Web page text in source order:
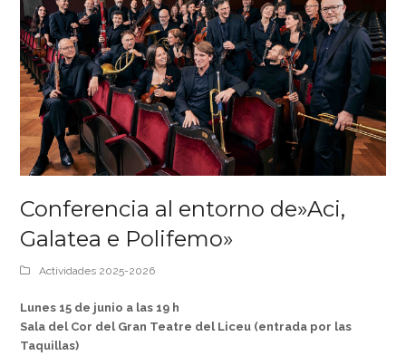
Conferencia al entorno de»Aci,
Galatea e Polifemo»
Actividades 2025-2026
Lunes 15 de junio a las 19 h
Sala del Cor del Gran Teatre del Liceu (entrada por las
Taquillas)